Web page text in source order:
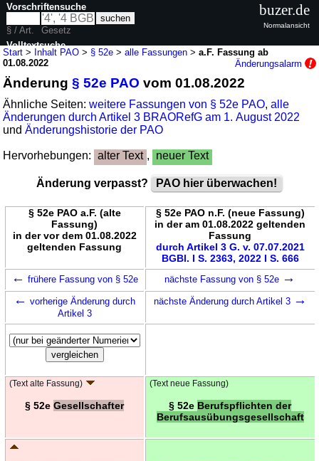
Start > Inhalt PAO > § 52e >alle Fassungen >a.F. Fassung ab
01.08.2022
Änderungsalarm
Änderung§ 52e PAO vom 01.08.2022
Ähnliche Seiten:weitere Fassungen von § 52e PAO,alle
Änderungen durch Artikel 3 BRAORefG am 1. August 2022
undÄnderungshistorie der PAO
Hervorhebungen: alter Text , neuer Text
Änderung verpasst? PAO hier überwachen!
§ 52e PAO a.F. (alte
Fassung)
in der vor dem 01.08.2022
geltenden Fassung
§ 52e PAO n.F. (neue Fassung)
in der am 01.08.2022 geltenden
Fassung
durch Artikel 3 G. v. 07.07.2021
BGBl. I S. 2363, 2022 I S. 666
← frühere Fassung von § 52e nächste Fassung von § 52e →
← vorherige Änderung durch
Artikel 3
nächste Änderung durch Artikel 3 →
(Text alte Fassung)
§ 52e Gesellschafter
(Text neue Fassung)
§ 52e Berufspflichten der
Berufsausübungsgesellschaft
Vorschriftensuche
§ / Art.
Gesetz
Volltextsuche
buzer.de
Normalansicht